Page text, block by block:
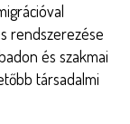
rendszerezése
és szakmai
társadalmi